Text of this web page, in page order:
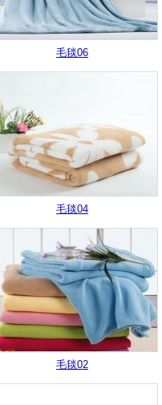
毛毯06
毛毯04
毛毯02